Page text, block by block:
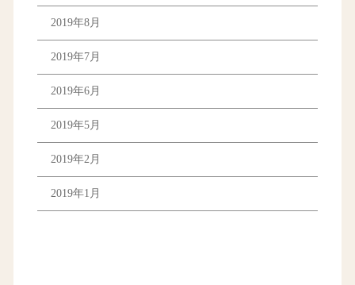
2019年8月
2019年7月
2019年6月
2019年5月
2019年2月
2019年1月